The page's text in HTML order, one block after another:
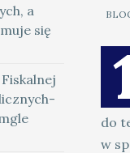
do
w
a
się